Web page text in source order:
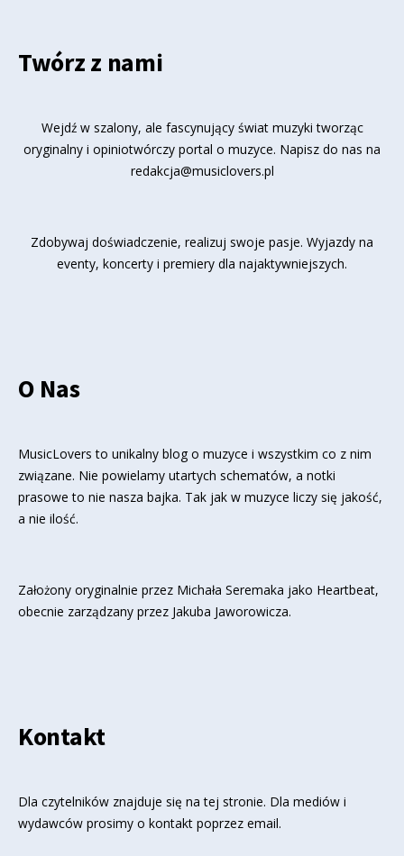
Twórz z nami
Wejdź w szalony, ale fascynujący świat muzyki tworząc
oryginalny i opiniotwórczy portal o muzyce. Napisz do nas na
redakcja@musiclovers.pl
Zdobywaj doświadczenie, realizuj swoje pasje. Wyjazdy na
eventy, koncerty i premiery dla najaktywniejszych.
O Nas
MusicLovers to unikalny blog o muzyce i wszystkim co z nim
związane. Nie powielamy utartych schematów, a notki
prasowe to nie nasza bajka. Tak jak w muzyce liczy się jakość,
a nie ilość.
Założony oryginalnie przez Michała Seremaka jako Heartbeat,
obecnie zarządzany przez Jakuba Jaworowicza.
Kontakt
Dla czytelników znajduje się na tej stronie. Dla mediów i
wydawców prosimy o kontakt poprzez email.